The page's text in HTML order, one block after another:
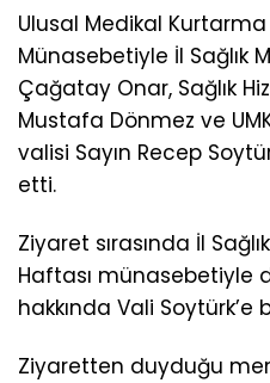
Ulusal Medikal Kurtarma
Münasebetiyle İl Sağlık
Çağatay Onar, Sağlık
Mustafa Dönmez ve
valisi Sayın Recep
etti.
Ziyaret sırasında İl
Haftası münasebetiyle
hakkında Vali Soytürk’e
Ziyaretten duyduğu